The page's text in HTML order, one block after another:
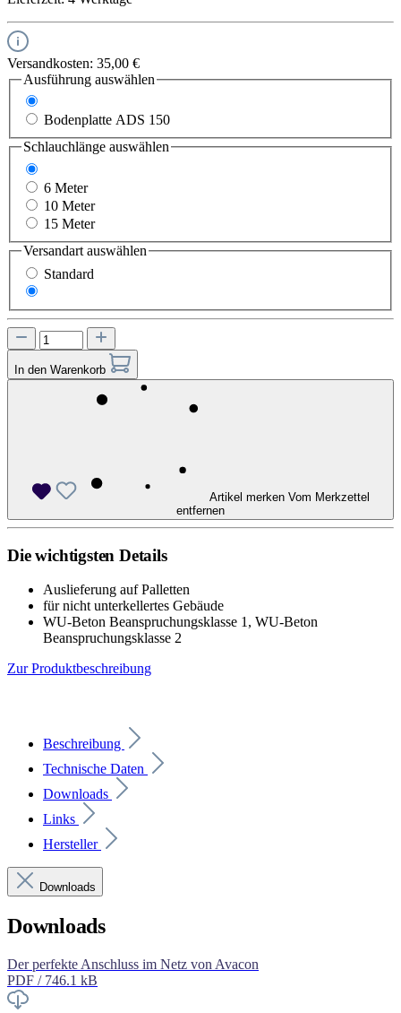
Versandkosten: 35,00 €
Ausführung auswählen
Bodenplatte ADS 150
Schlauchlänge auswählen
6 Meter
10 Meter
15 Meter
Versandart auswählen
Standard
In den Warenkorb
Artikel merken Vom Merkzettel
entfernen
Die wichtigsten Details
Auslieferung auf Palletten
für nicht unterkellertes Gebäude
WU-Beton Beanspruchungsklasse 1, WU-Beton
Beanspruchungsklasse 2
Zur Produktbeschreibung
Beschreibung
Technische Daten
Downloads
Links
Hersteller
Downloads
Downloads
Der perfekte Anschluss im Netz von Avacon
PDF / 746.1 kB